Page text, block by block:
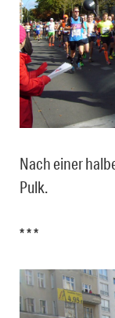
Nach einer
Pulk.
* * *